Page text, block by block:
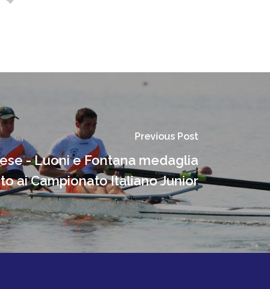
Previous Post
- Luoni e Fontana medaglia
ai Campionato Italiano Junior